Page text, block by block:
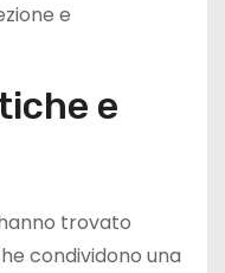
e
e
trovato
condividono una